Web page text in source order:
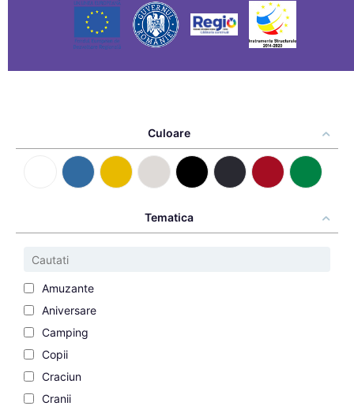
Culoare
Tematica
Amuzante
Aniversare
Camping
Copii
Craciun
Cranii